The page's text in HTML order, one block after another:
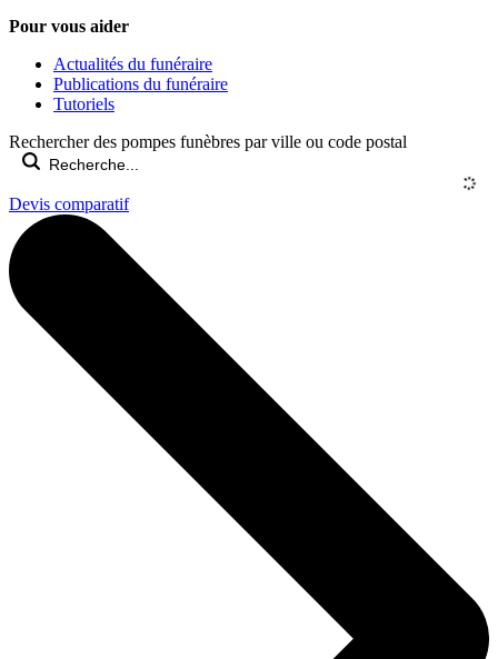
Pour vous aider
Actualités du funéraire
Publications du funéraire
Tutoriels
Rechercher des pompes funèbres par ville ou code postal
Devis comparatif